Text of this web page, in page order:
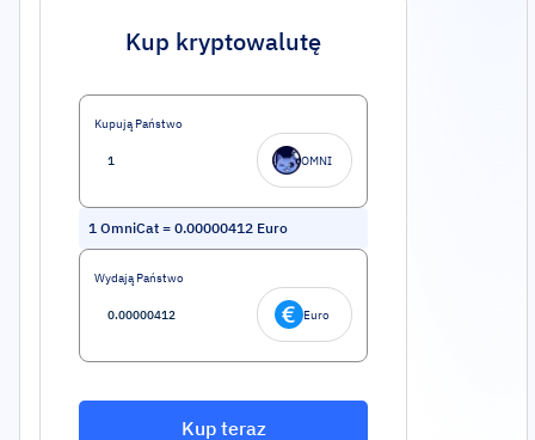
Kup kryptowalutę
Kupują Państwo
OMNI
1 OmniCat = 0.00000412 Euro
Wydają Państwo
Euro
Kup teraz